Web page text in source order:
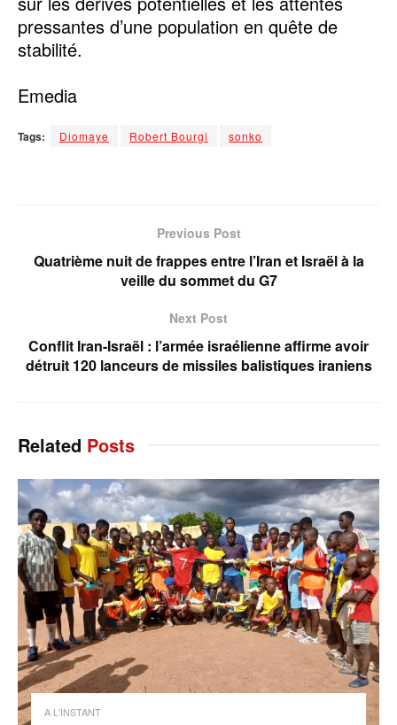
pressantes d’une population en quête de
stabilité.
Emedia
Tags: Diomaye Robert Bourgi sonko
Previous Post
Quatrième nuit de frappes entre l’Iran et Israël à la
veille du sommet du G7
Next Post
Conflit Iran-Israël : l’armée israélienne affirme avoir
détruit 120 lanceurs de missiles balistiques iraniens
Related Posts
A L'INSTANT